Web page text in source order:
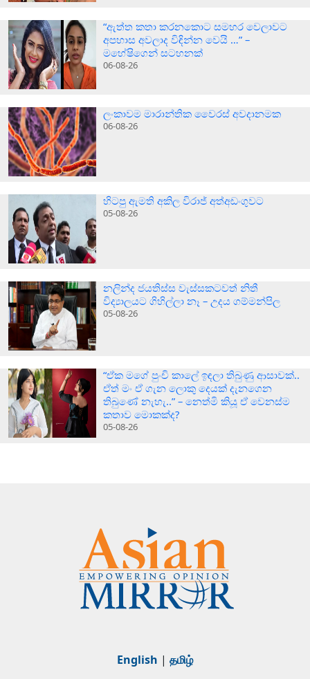
“ඇත්ත කතා කරනකොට සමහර වෙලාවට
අපහාස අවලාද විඳින්න වෙයි …” –
මහේෂිගෙන් සටහනක්
06-08-26
ලංකාවම මාරාන්තික වෛරස් අවදානමක
06-08-26
හිටපු ඇමති අකිල විරාජ් අත්අඩංගුවට
05-08-26
නලින්ද ජයතිස්ස වැස්සකටවත් නිතී
විද්‍යාලයට ගිහිල්ලා නෑ – උදය ගම්මන්පිල
05-08-26
“ඒක මගේ පුංචි කාලේ ඉඳලා තිබුණු ආසාවක්..
ඒත් මං ඒ ගැන ලොකු දෙයක් දැනගෙන
තිබුණේ නැහැ..” – නෙත්මි කියූ ඒ වෙනස්ම
කතාව මොකක්ද?
05-08-26
English | தமிழ்